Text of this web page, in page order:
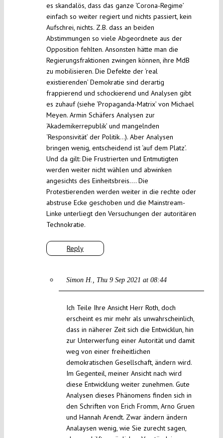
Reply
es skandalös, dass das ganze ‘Corona-Regime’
einfach so weiter regiert und nichts passiert, kein
Aufschrei, nichts. Z.B. dass an beiden
Abstimmungen so viele Abgeordnete aus der
Opposition fehlten. Ansonsten hätte man die
Regierungsfraktionen zwingen können, ihre MdB
zu mobilisieren. Die Defekte der ‘real
existierenden’ Demokratie sind derartig
frappierend und schockierend und Analysen gibt
es zuhauf (siehe ‘Propaganda-Matrix’ von Michael
Meyen. Armin Schäfers Analysen zur
‘Akademikerrepublik’ und mangelnden
‘Responsivität’ der Politik…). Aber Analysen
bringen wenig, entscheidend ist ‘auf dem Platz’.
Und da gilt: Die Frustrierten und Entmutigten
werden weiter nicht wählen und abwinken
angesichts des Einheitsbreis…. Die
Protestierenden werden weiter in die rechte oder
abstruse Ecke geschoben und die Mainstream-
Linke unterliegt den Versuchungen der autoritären
Technokratie.
Simon H. Thu 9 Sep 2021 at 08:44
Ich Teile Ihre Ansicht Herr Roth, doch
erscheint es mir mehr als unwahrscheinlich,
dass in näherer Zeit sich die Entwicklun, hin
zur Unterwerfung einer Autorität und damit
weg von einer freiheitlichen
demokratischen Gesellschaft, ändern wird.
Im Gegenteil, meiner Ansicht nach wird
diese Entwicklung weiter zunehmen. Gute
Analysen dieses Phänomens finden sich in
den Schriften von Erich Fromm, Arno Gruen
und Hannah Arendt. Zwar ändern ändern
Analaysen wenig, wie Sie zurecht sagen,